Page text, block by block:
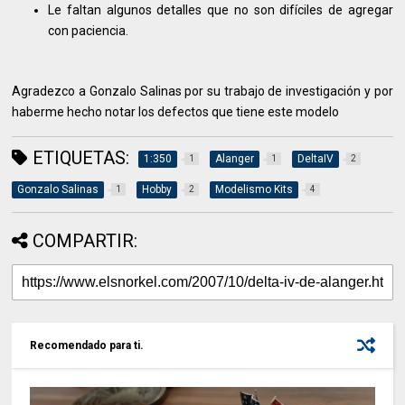
Le faltan algunos detalles que no son difíciles de agregar
con paciencia.
Agradezco a Gonzalo Salinas por su trabajo de investigación y por
haberme hecho notar los defectos que tiene este modelo
ETIQUETAS: 1:350 1 Alanger 1 DeltaIV 2
Gonzalo Salinas 1 Hobby 2 Modelismo Kits 4
COMPARTIR:
Recomendado para ti.